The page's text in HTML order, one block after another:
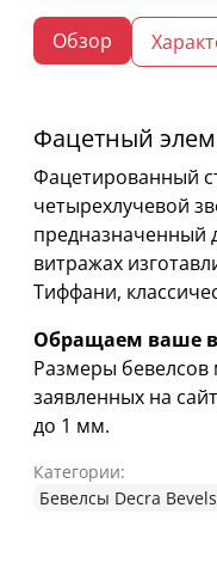
Обзор
Фацетный
Фацетированный
четырехлучевой
предназначенный
витражах
Тиффани,
Обращаем ваше
Размеры бевелсов
заявленных на
до 1 мм.
Категории:
Бевелсы Decra